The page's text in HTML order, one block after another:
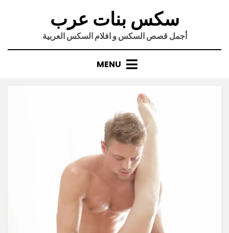
سكس بنات عرب
أجمل قصص السكس و افلام السكس العربية
MENU